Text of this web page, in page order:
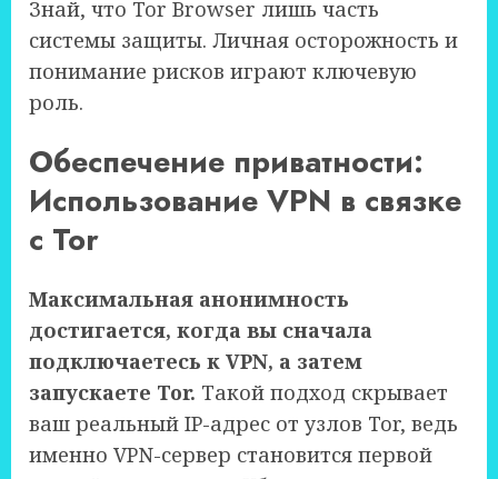
Знай, что Tor Browser лишь часть
системы защиты. Личная осторожность и
понимание рисков играют ключевую
роль.
Обеспечение приватности:
Использование VPN в связке
с Tor
Максимальная анонимность
достигается, когда вы сначала
подключаетесь к VPN, а затем
запускаете Tor. Такой подход скрывает
ваш реальный IP-адрес от узлов Tor, ведь
именно VPN-сервер становится первой